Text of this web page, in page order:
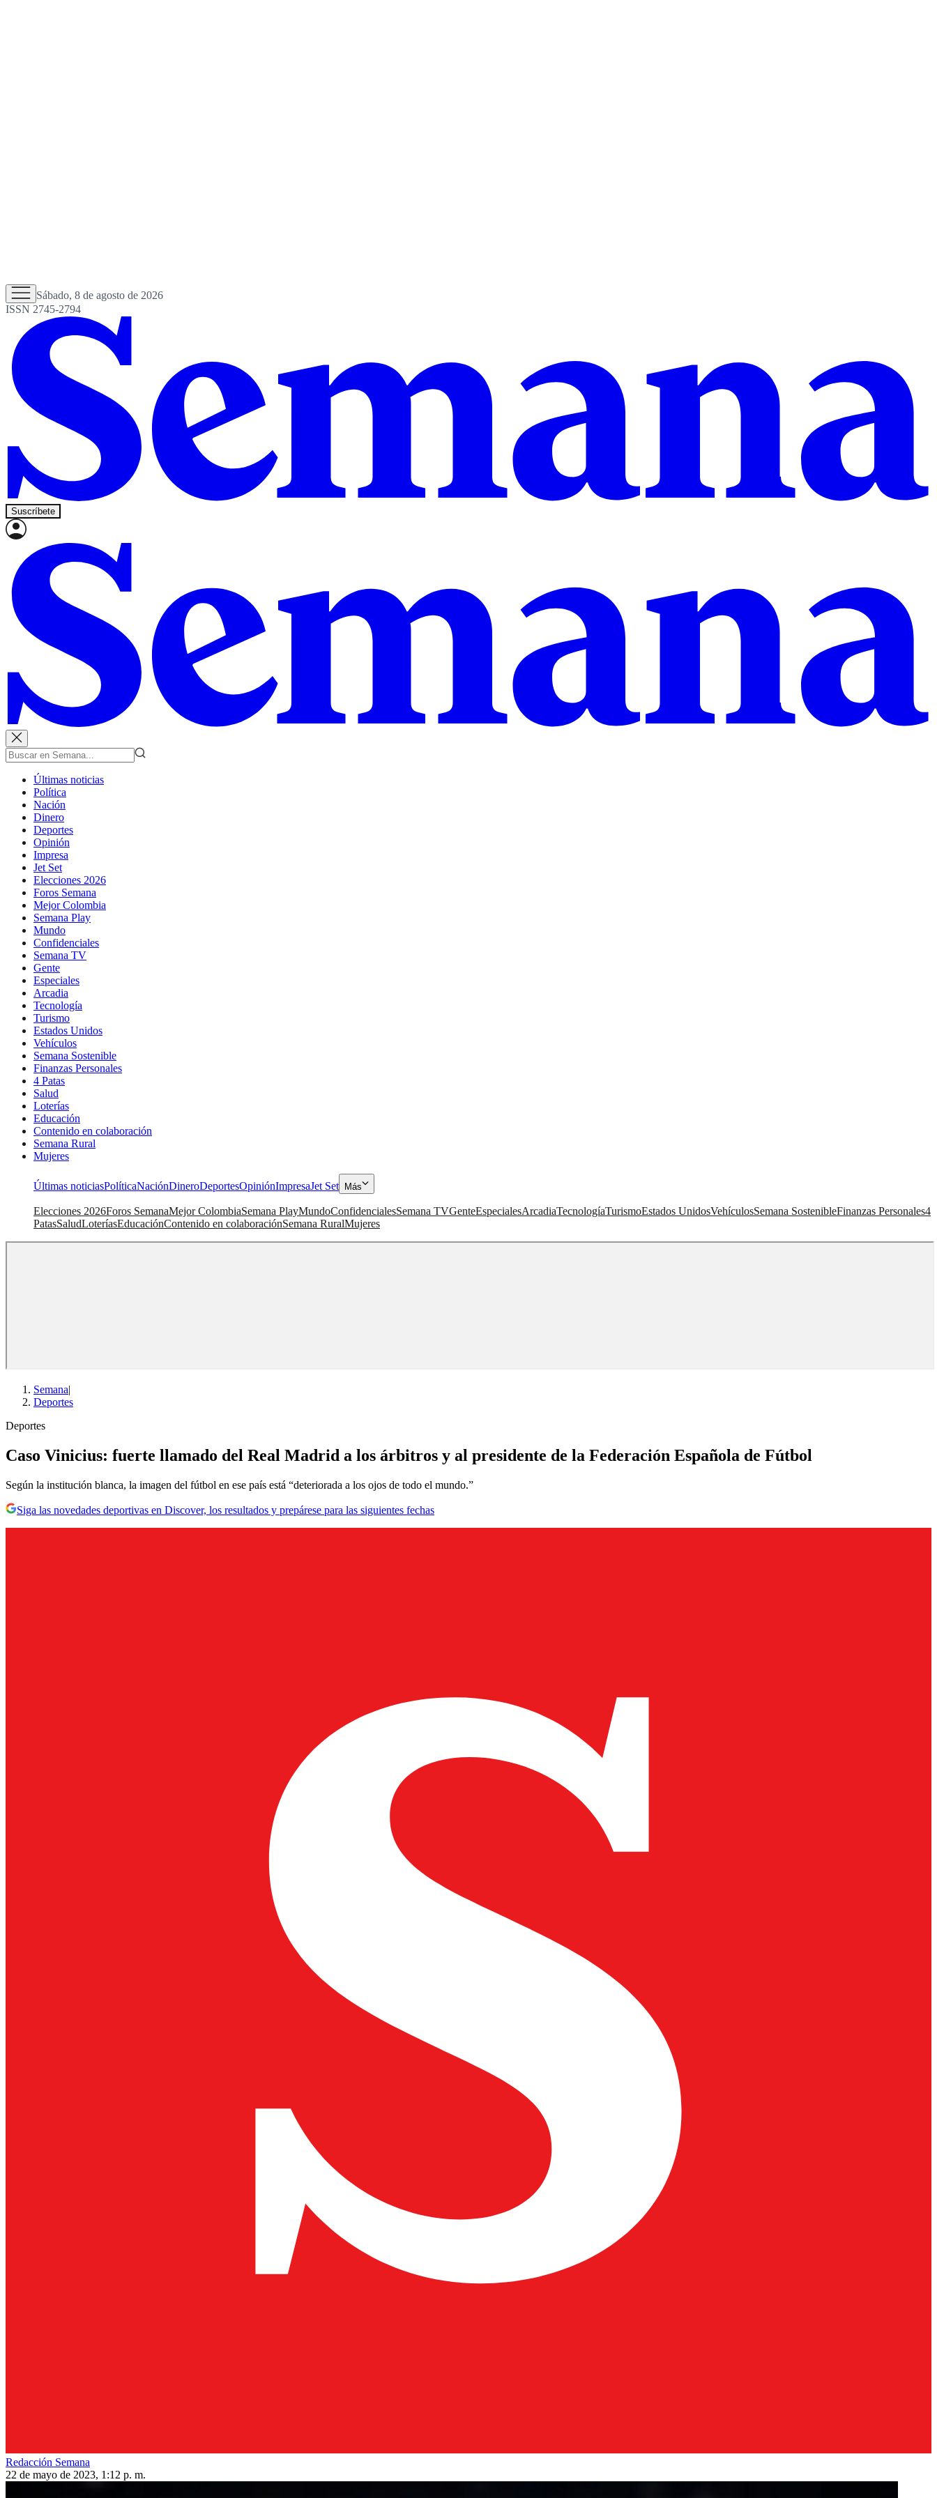
Sábado, 8 de agosto de 2026
ISSN 2745-2794
Suscríbete
Últimas noticias
Política
Nación
Dinero
Deportes
Opinión
Impresa
Jet Set
Elecciones 2026
Foros Semana
Mejor Colombia
Semana Play
Mundo
Confidenciales
Semana TV
Gente
Especiales
Arcadia
Tecnología
Turismo
Estados Unidos
Vehículos
Semana Sostenible
Finanzas Personales
4 Patas
Salud
Loterías
Educación
Contenido en colaboración
Semana Rural
Mujeres
Últimas noticiasPolíticaNaciónDineroDeportesOpiniónImpresaJet Set Más
Elecciones 2026Foros SemanaMejor ColombiaSemana PlayMundoConfidencialesSemana TVGenteEspecialesArcadiaTecnologíaTurismoEstados UnidosVehículosSemana SostenibleFinanzas Personales4
PatasSaludLoteríasEducaciónContenido en colaboraciónSemana RuralMujeres
Semana|
Deportes
Deportes
Caso Vinicius: fuerte llamado del Real Madrid a los árbitros y al presidente de la Federación Española de Fútbol
Según la institución blanca, la imagen del fútbol en ese país está “deteriorada a los ojos de todo el mundo.”
Siga las novedades deportivas en Discover, los resultados y prepárese para las siguientes fechas
Redacción Semana
22 de mayo de 2023, 1:12 p. m.